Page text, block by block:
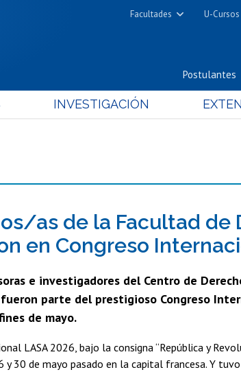
Facultades
Cs. Físicas y
Cs. Químicas y
Estudios Avanzados en
Nutrición y Tecnología de
U-Cursos
Postulantes
INVESTIGACIÓN
as de la Facultad de
en Congreso
e investigadores del Centro de
parte del prestigioso Congreso
de mayo.
LASA 2026, bajo la consigna “República y
30 de mayo pasado en la capital francesa. Y